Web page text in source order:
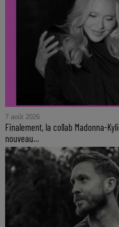
7 août 2026
Finalement, la collab Madonna-
nouveau...